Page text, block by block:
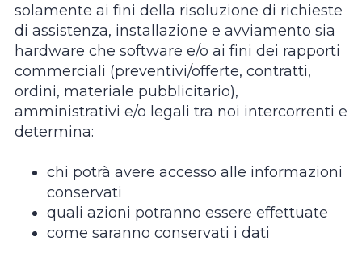
solamente ai fini della risoluzione di richieste
di assistenza, installazione e avviamento sia
hardware che software e/o ai fini dei rapporti
commerciali (preventivi/offerte, contratti,
ordini, materiale pubblicitario),
amministrativi e/o legali tra noi intercorrenti e
determina:
chi potrà avere accesso alle informazioni
conservati
quali azioni potranno essere effettuate
come saranno conservati i dati